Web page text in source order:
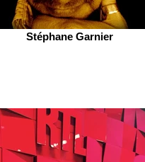
Stéphane Garnier